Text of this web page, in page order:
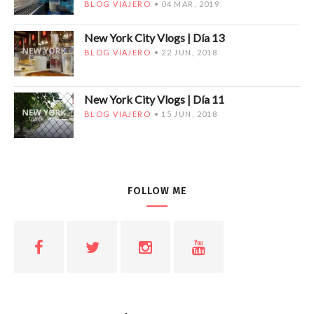
BLOG VIAJERO 04 MAR, 2019
New York City Vlogs | Día 13
BLOG VIAJERO 22 JUN, 2018
New York City Vlogs | Día 11
BLOG VIAJERO 15 JUN, 2018
FOLLOW ME